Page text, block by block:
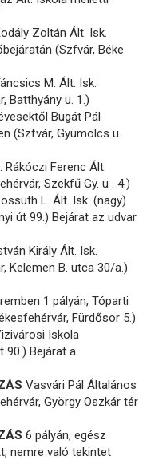
Zoltán Ált. Isk.
(Szfvár, Béke
M. Ált. Isk.
Batthyány u. 1.)
Bugát Pál
(Szfvár, Gyümölcs u.
Rákóczi Ferenc Ált.
Szekfű Gy. u . 4.)
L. Ált. Isk. (nagy)
út 99.) Bejárat az udvar
Király Ált. Isk.
Kelemen B. utca 30/a.)
1 pályán, Tóparti
Fürdősor 5.)
Iskola
90.) Bejárat a
Vasvári Pál Általános
György Oszkár tér
6 pályán, egész
nemre való tekintet